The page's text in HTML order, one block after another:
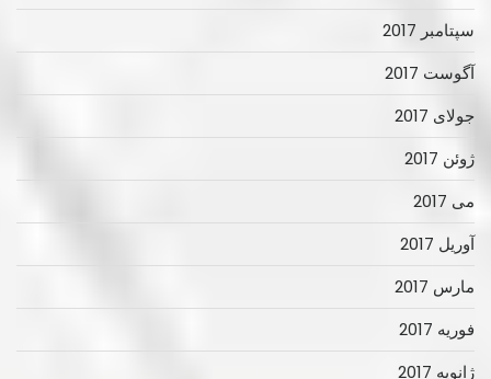
سپتامبر 2017
آگوست 2017
جولای 2017
ژوئن 2017
می 2017
آوریل 2017
مارس 2017
فوریه 2017
ژانویه 2017